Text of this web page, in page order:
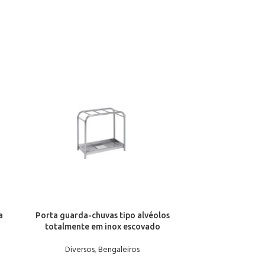
Porta guarda-chuvas tipo alvéolos
totalmente em inox escovado
Diversos,Bengaleiros